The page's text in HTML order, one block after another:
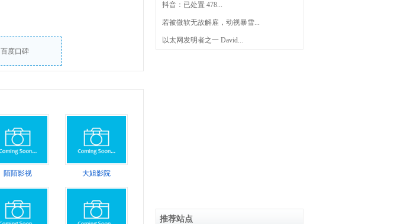
百度口碑
陌陌影视 大姐影院
抖音：已处置 478...
若被微软无故解雇，动视暴雪...
以太网发明者之一 David...
推荐站点